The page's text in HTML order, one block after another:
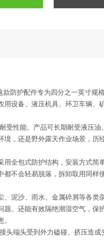
防护配件专为四分之一英寸规
设备、液压机具、环卫车辆、
受性能。产品可长期耐受液压油
，还是野外露天作业场景，历
全包式防护结构，安装方式简
不会轻易脱落，拆卸取用同样
泥沙、雨水、金属碎屑等各类
。还能有效隔绝潮湿空气，保
头端头受到外力磕碰、挤压造